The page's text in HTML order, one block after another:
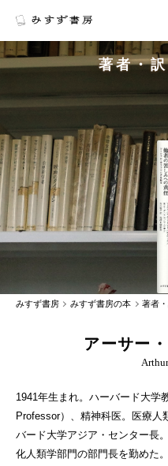
著者・
みすず書房 みすず書房の本 著者
アーサー
1941年生まれ。ハーバード大学
Professor）、精神科医。医療
バード大学アジア・センター長
化人類学部門の部門長を勤めた